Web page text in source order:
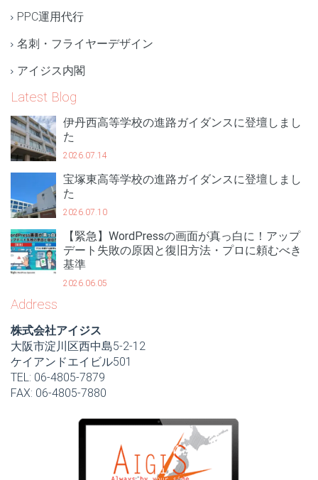
PPC運用代行
名刺・フライヤーデザイン
アイジス内閣
Latest Blog
伊丹西高等学校の進路ガイダンスに登壇しまし
た
2026.07.14
宝塚東高等学校の進路ガイダンスに登壇しまし
た
2026.07.10
【緊急】WordPressの画面が真っ白に！アップ
デート失敗の原因と復旧方法・プロに頼むべき
基準
2026.06.05
Address
株式会社アイジス
大阪市淀川区西中島5-2-12
ケイアンドエイビル501
TEL: 06-4805-7879
FAX: 06-4805-7880